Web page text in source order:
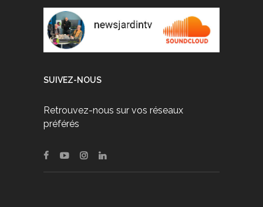
SUIVEZ-NOUS
Retrouvez-nous sur vos réseaux
préférés